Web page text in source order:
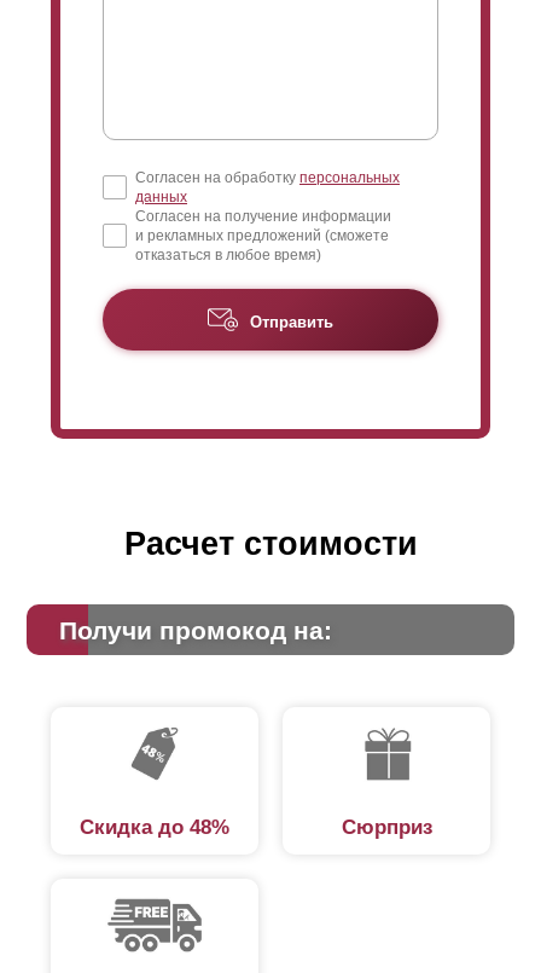
Согласен на обработку персональных
данных
Согласен на получение информации
и рекламных предложений (сможете
отказаться в любое время)
Отправить
Расчет стоимости
Получи промокод на:
Скидка до 48% Сюрприз